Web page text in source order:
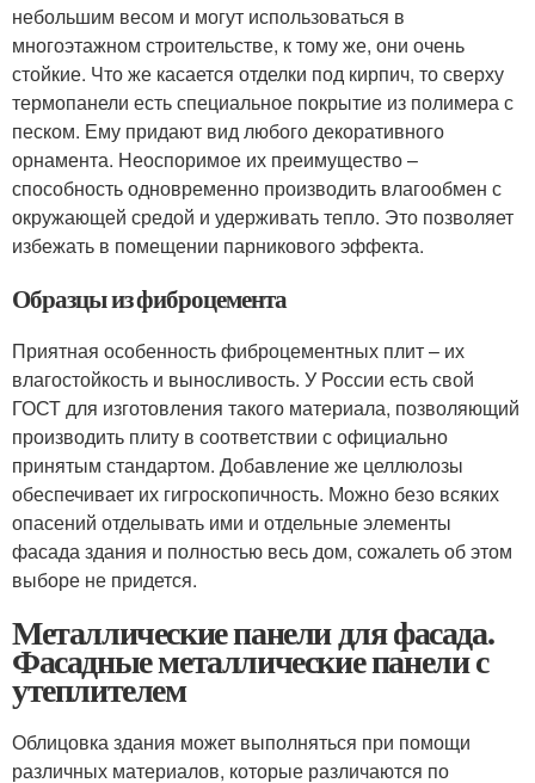
небольшим весом и могут использоваться в
многоэтажном строительстве, к тому же, они очень
стойкие. Что же касается отделки под кирпич, то сверху
термопанели есть специальное покрытие из полимера с
песком. Ему придают вид любого декоративного
орнамента. Неоспоримое их преимущество –
способность одновременно производить влагообмен с
окружающей средой и удерживать тепло. Это позволяет
избежать в помещении парникового эффекта.
Образцы из фиброцемента
Приятная особенность фиброцементных плит – их
влагостойкость и выносливость. У России есть свой
ГОСТ для изготовления такого материала, позволяющий
производить плиту в соответствии с официально
принятым стандартом. Добавление же целлюлозы
обеспечивает их гигроскопичность. Можно безо всяких
опасений отделывать ими и отдельные элементы
фасада здания и полностью весь дом, сожалеть об этом
выборе не придется.
Металлические панели для фасада.
Фасадные металлические панели с
утеплителем
Облицовка здания может выполняться при помощи
различных материалов, которые различаются по